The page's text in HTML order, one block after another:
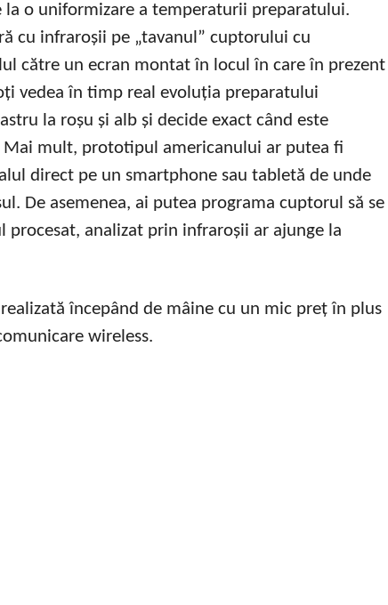
la o uniformizare a temperaturii preparatului.
cu infraroșii pe „tavanul” cuptorului cu
către un ecran montat în locul în care în prezent
vedea în timp real evoluția preparatului
la roșu și alb și decide exact când este
mult, prototipul americanului ar putea fi
direct pe un smartphone sau tabletă de unde
De asemenea, ai putea programa cuptorul să se
analizat prin infraroșii ar ajunge la
începând de mâine cu un mic preț în plus
wireless.